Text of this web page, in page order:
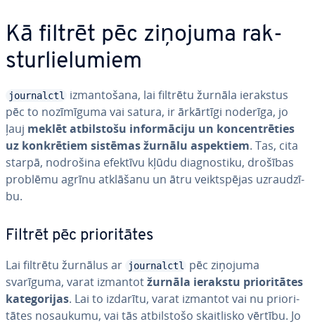
Kā filtrēt pēc ziņojuma rak­
stur­lie­lu­miem
journalctl
iz­man­to­ša­na, lai filtrētu žurnāla ierakstus
pēc to no­zī­mī­gu­ma vai satura, ir ārkārtīgi noderīga, jo
ļauj meklēt at­bil­sto­šu in­for­mā­ci­ju un kon­cen­trē­ties
uz kon­krē­tiem sistēmas žurnālu aspektiem. Tas, cita
starpā, nodrošina efektīvu kļūdu diag­nos­ti­ku, drošības
problēmu agrīnu atklāšanu un ātru veikt­spē­jas uz­rau­dzī­
bu.
Filtrēt pēc prio­ri­tā­tes
Lai filtrētu žurnālus ar journalctl
pēc ziņojuma
svarīguma, varat izmantotžurnāla ierakstu prio­ri­tā­tes
ka­te­go­ri­jas. Lai to izdarītu, varat izmantot vai nu prio­ri­
tā­tes nosaukumu, vai tās at­bil­sto­šo skait­lis­ko vērtību. Jo